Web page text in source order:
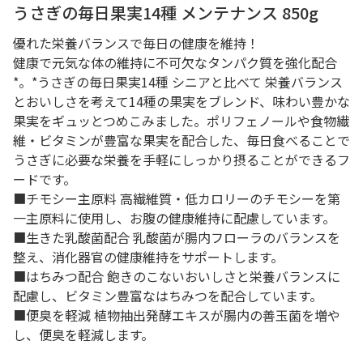
うさぎの毎日果実14種 メンテナンス 850g
優れた栄養バランスで毎日の健康を維持！
健康で元気な体の維持に不可欠なタンパク質を強化配合
*。*うさぎの毎日果実14種 シニアと比べて 栄養バランス
とおいしさを考えて14種の果実をブレンド、味わい豊かな
果実をギュッとつめこみました。ポリフェノールや食物繊
維・ビタミンが豊富な果実を配合した、毎日食べることで
うさぎに必要な栄養を手軽にしっかり摂ることができるフ
ードです。
■チモシー主原料 高繊維質・低カロリーのチモシーを第
一主原料に使用し、お腹の健康維持に配慮しています。
■生きた乳酸菌配合 乳酸菌が腸内フローラのバランスを
整え、消化器官の健康維持をサポートします。
■はちみつ配合 飽きのこないおいしさと栄養バランスに
配慮し、ビタミン豊富なはちみつを配合しています。
■便臭を軽減 植物抽出発酵エキスが腸内の善玉菌を増や
し、便臭を軽減します。